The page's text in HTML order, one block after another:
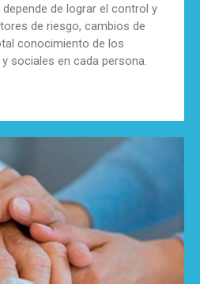
de lograr el control y
de riesgo, cambios de
conocimiento de los
sociales en cada persona.